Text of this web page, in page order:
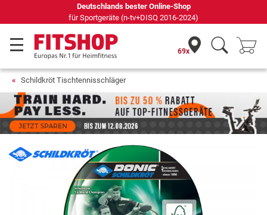
Deutschlands bester Online-Shop
für Sportgeräte (n-tv+DISQ 2016-2024)
69x
Schildkröt Tischtennisschläger